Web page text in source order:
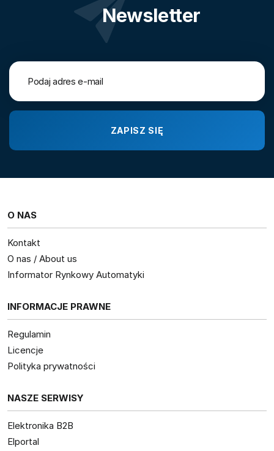
Newsletter
O NAS
Kontakt
O nas / About us
Informator Rynkowy Automatyki
INFORMACJE PRAWNE
Regulamin
Licencje
Polityka prywatności
NASZE SERWISY
Elektronika B2B
Elportal